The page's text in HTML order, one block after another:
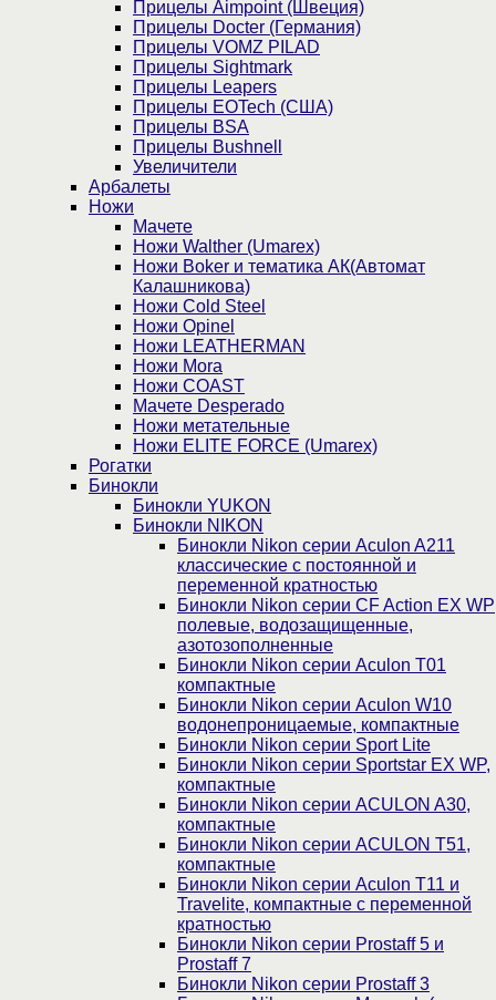
Прицелы Aimpoint (Швеция)
Прицелы Docter (Германия)
Прицелы VOMZ PILAD
Прицелы Sightmark
Прицелы Leapers
Прицелы EOTech (США)
Прицелы BSA
Прицелы Bushnell
Увеличители
Арбалеты
Ножи
Мачете
Ножи Walther (Umarex)
Ножи Boker и тематика АК(Автомат
Калашникова)
Ножи Cold Steel
Ножи Opinel
Ножи LEATHERMAN
Ножи Mora
Ножи COAST
Мачете Desperado
Ножи метательные
Ножи ELITE FORCE (Umarex)
Рогатки
Бинокли
Бинокли YUKON
Бинокли NIKON
Бинокли Nikon серии Aculon A211
классические с постоянной и
переменной кратностью
Бинокли Nikon серии СF Action EX WP
полевые, водозащищенные,
азотозополненные
Бинокли Nikon серии Aculon T01
компактные
Бинокли Nikon серии Aculon W10
водонепроницаемые, компактные
Бинокли Nikon серии Sport Lite
Бинокли Nikon серии Sportstar EX WP,
компактные
Бинокли Nikon серии ACULON A30,
компактные
Бинокли Nikon серии ACULON Т51,
компактные
Бинокли Nikon серии Aculon T11 и
Travelite, компактные с переменной
кратностью
Бинокли Nikon серии Prostaff 5 и
Prostaff 7
Бинокли Nikon серии Prostaff 3